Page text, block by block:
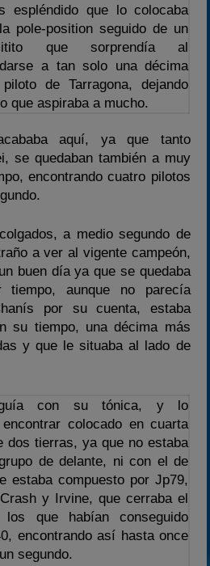
espléndido que lo colocaba
pole-position seguido de un
que sorprendía al
a tan solo una décima
de Tarragona, dejando
que aspiraba a mucho.
aquí, ya que tanto
se quedaban también a muy
encontrando cuatro pilotos
a medio segundo de
a ver al vigente campeón,
buen día ya que se quedaba
aunque no parecía
por su cuenta, estaba
su tiempo, una décima más
y que le situaba al lado de
con su tónica, y lo
colocado en cuarta
dos tierras, ya que no estaba
de delante, ni con el de
estaba compuesto por Jp79,
y Irvine, que cerraba el
que habían conseguido
encontrando así hasta once
segundo.